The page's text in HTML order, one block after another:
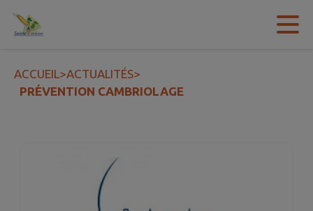
Contenu
ACCUEIL>ACTUALITÉS>
PRÉVENTION CAMBRIOLAGE